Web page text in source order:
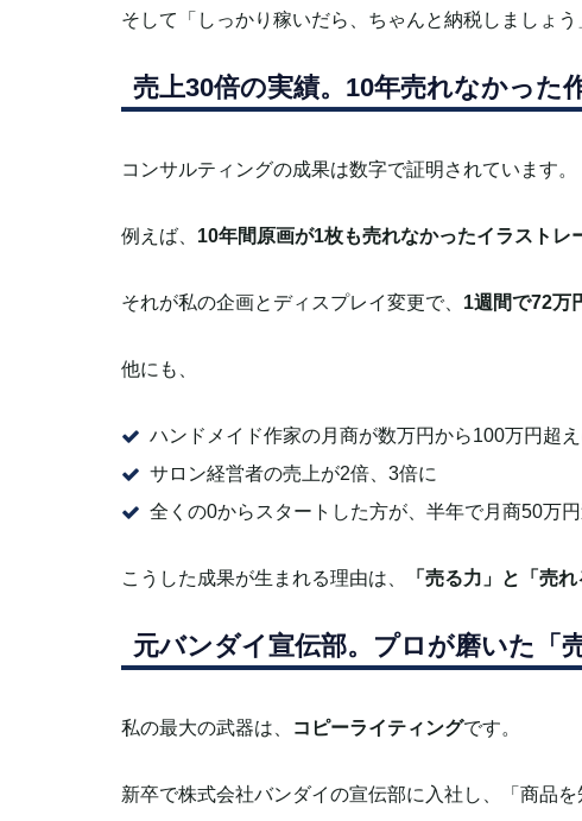
そして「しっかり稼いだら、ちゃんと納税しましょう
売上30倍の実績。10年売れなかった
コンサルティングの成果は数字で証明されています。
例えば、 10年間原画が1枚も売れなかったイラストレ
それが私の企画とディスプレイ変更で、 1週間で72万
他にも、
ハンドメイド作家の月商が数万円から100万円超え
サロン経営者の売上が2倍、3倍に
全くの0からスタートした方が、半年で月商50万
こうした成果が生まれる理由は、 「売る力」と「売
元バンダイ宣伝部。プロが磨いた「
私の最大の武器は、 コピーライティングです。
新卒で株式会社バンダイの宣伝部に入社し、「商品